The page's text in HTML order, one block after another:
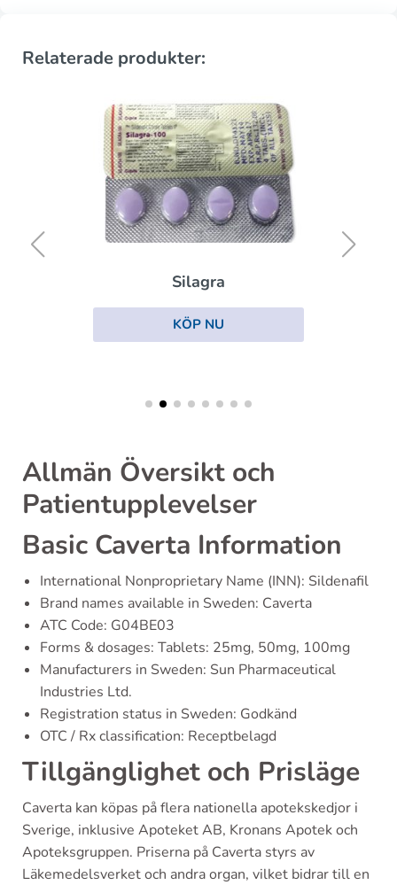
Relaterade produkter:
Silagra
KÖP NU
Allmän Översikt och
Patientupplevelser
Basic Caverta Information
International Nonproprietary Name (INN): Sildenafil
Brand names available in Sweden: Caverta
ATC Code: G04BE03
Forms & dosages: Tablets: 25mg, 50mg, 100mg
Manufacturers in Sweden: Sun Pharmaceutical
Industries Ltd.
Registration status in Sweden: Godkänd
OTC / Rx classification: Receptbelagd
Tillgänglighet och Prisläge
Caverta kan köpas på flera nationella apotekskedjor i
Sverige, inklusive Apoteket AB, Kronans Apotek och
Apoteksgruppen. Priserna på Caverta styrs av
Läkemedelsverket och andra organ, vilket bidrar till en